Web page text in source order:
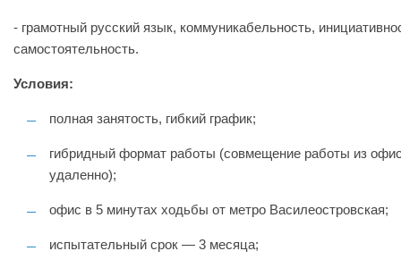
- грамотный русский язык, коммуникабельность,
самостоятельность.
Условия:
полная занятость, гибкий график;
гибридный формат работы (совмещение работы из
удаленно);
офис в 5 минутах ходьбы от метро Василеостровская;
испытательный срок — 3 месяца;